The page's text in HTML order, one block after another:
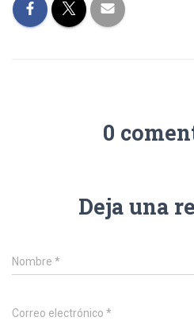
0
Deja una
Nombre *
Correo electrónico *